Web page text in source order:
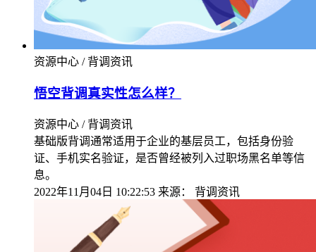
资源中心 / 背调资讯
悟空背调真实性怎么样？
资源中心 / 背调资讯
基础版背调通常适用于企业的基层员工，包括身份验
证、手机实名验证，是否曾经被列入过职场黑名单等信
息。
2022年11月04日 10:22:53 来源： 背调资讯